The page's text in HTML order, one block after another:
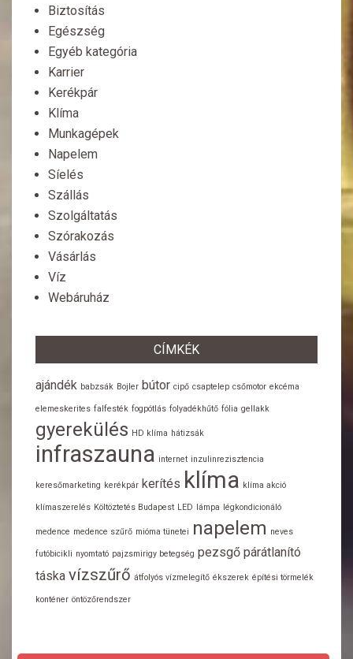
Biztosítás
Egészség
Egyéb kategória
Karrier
Kerékpár
Klíma
Munkagépek
Napelem
Síelés
Szállás
Szolgáltatás
Szórakozás
Vásárlás
Víz
Webáruház
CÍMKÉK
ajándék babzsák Bojler bútor cipő csaptelep csőmotor ekcéma
elemeskerites falfesték fogpótlás folyadékhűtő fólia gellakk
gyerekülés HD klíma hátizsák
infraszauna internet inzulinrezisztencia
keresőmarketing kerékpár kerítés klíma klíma akció
klímaszerelés Költöztetés Budapest LED lámpa légkondicionáló
medence medence szűrő mióma tünetei napelem neves
futóbicikli nyomtató pajzsmirigy betegség pezsgő párátlanító
táska vízszűrő átfolyós vízmelegítő ékszerek építési törmelék
konténer öntözőrendszer